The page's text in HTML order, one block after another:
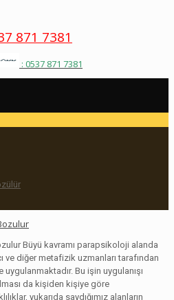
871 7381
: 0537 871 7381
Büyü kavramı parapsikoloji alanda
ve diğer metafizik uzmanları tarafından
Bu işin uygulanışı
da kişiden kişiye göre
yukarıda saydığımız alanların